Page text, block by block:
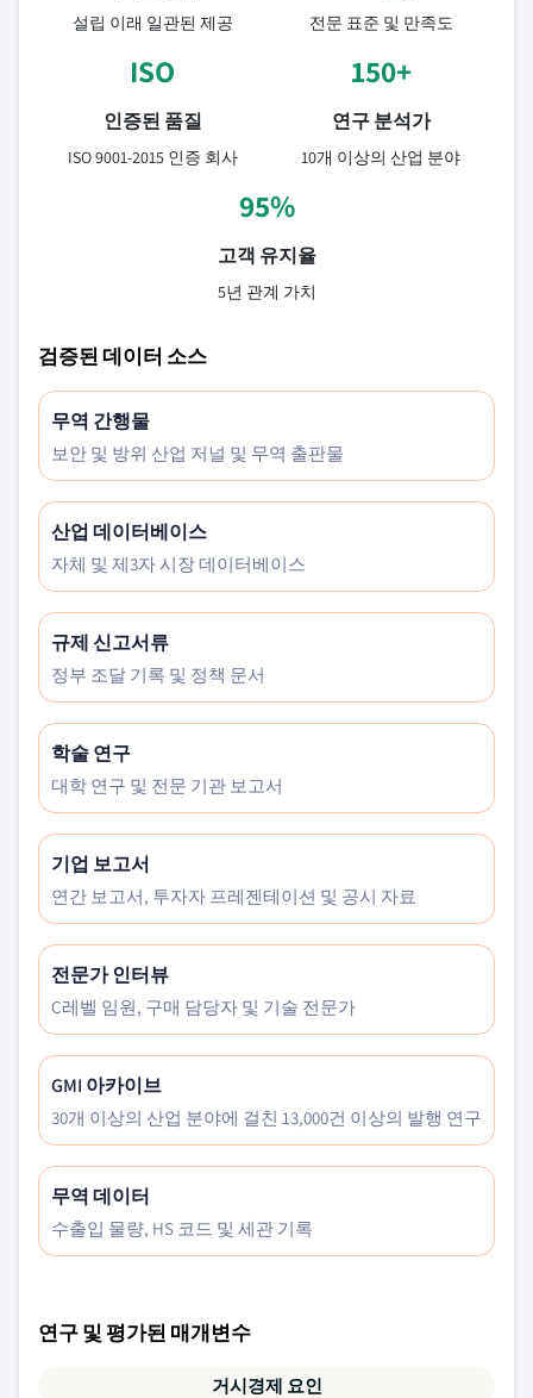
설립 이래 일관된 제공 전문 표준 및 만족도
ISO
인증된 품질
ISO 9001-2015 인증 회사
150+
연구 분석가
10개 이상의 산업 분야
95%
고객 유지율
5년 관계 가치
검증된 데이터 소스
무역 간행물
보안 및 방위 산업 저널 및 무역 출판물
산업 데이터베이스
자체 및 제3자 시장 데이터베이스
규제 신고서류
정부 조달 기록 및 정책 문서
학술 연구
대학 연구 및 전문 기관 보고서
기업 보고서
연간 보고서, 투자자 프레젠테이션 및 공시 자료
전문가 인터뷰
C레벨 임원, 구매 담당자 및 기술 전문가
GMI 아카이브
30개 이상의 산업 분야에 걸친 13,000건 이상의 발행 연구
무역 데이터
수출입 물량, HS 코드 및 세관 기록
연구 및 평가된 매개변수
거시경제 요인